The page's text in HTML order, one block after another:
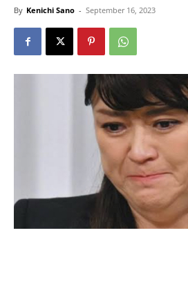
By Kenichi Sano - September 16, 2023